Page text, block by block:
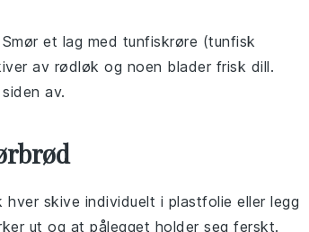
et lag med tunfiskrøre (tunfisk
av rødløk og noen blader frisk dill.
av.
hver skive individuelt i plastfolie eller legg
ut og at pålegget holder seg ferskt.